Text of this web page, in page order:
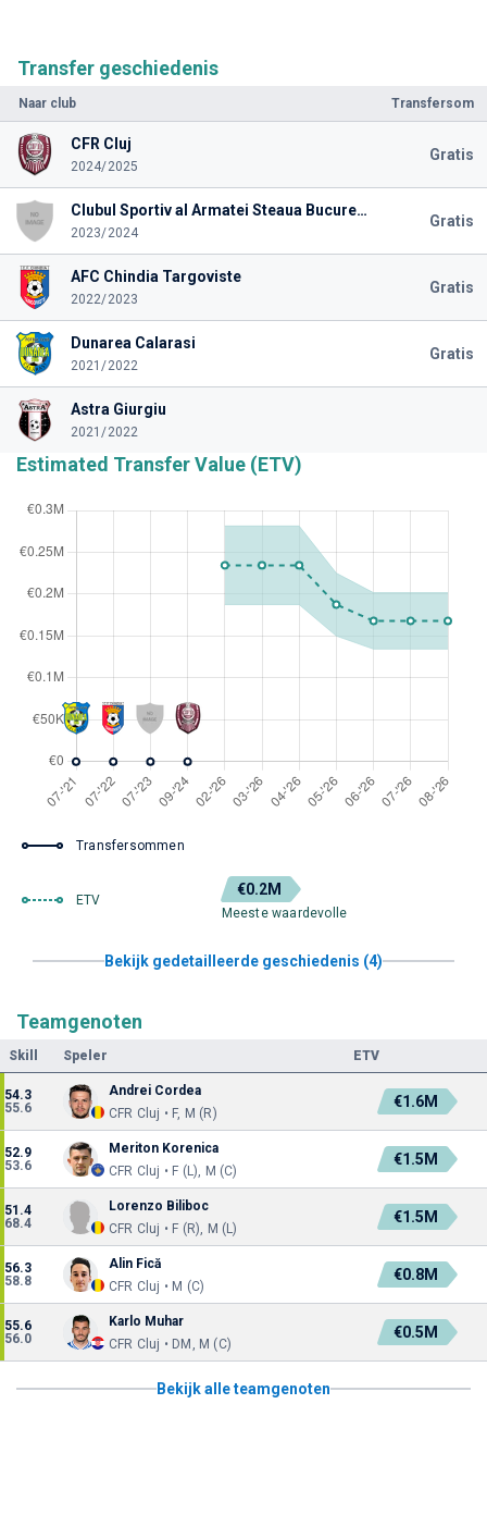
Transfer geschiedenis
Naar club Transfersom
CFR Cluj
2024/2025
Gratis
Clubul Sportiv al Armatei Steaua Bucuresti
2023/2024
Gratis
AFC Chindia Targoviste
2022/2023
Gratis
Dunarea Calarasi
2021/2022
Gratis
Astra Giurgiu
2021/2022
Estimated Transfer Value (ETV)
Transfersommen
ETV
€0.2M
Meeste waardevolle
Bekijk gedetailleerde geschiedenis (4)
Teamgenoten
Skill Speler ETV
54.3
55.6
Andrei Cordea
CFR Cluj • F, M (R)
€1.6M
52.9
53.6
Meriton Korenica
CFR Cluj • F (L), M (C)
€1.5M
51.4
68.4
Lorenzo Biliboc
CFR Cluj • F (R), M (L)
€1.5M
56.3
58.8
Alin Fică
CFR Cluj • M (C)
€0.8M
55.6
56.0
Karlo Muhar
CFR Cluj • DM, M (C)
€0.5M
Bekijk alle teamgenoten